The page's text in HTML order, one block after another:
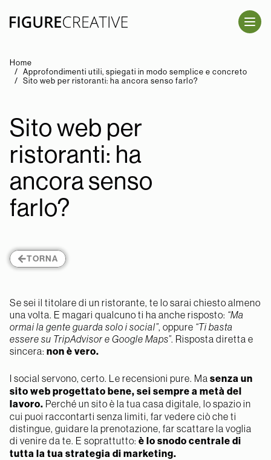
SALTA AL CONTENUTO PRINCIPALE
Home
Approfondimenti utili, spiegati in modo semplice e concreto
Sito web per ristoranti: ha ancora senso farlo?
Sito web per
ristoranti: ha
ancora senso
farlo?
TORNA
Se sei il titolare di un ristorante, te lo sarai chiesto almeno
una volta. E magari qualcuno ti ha anche risposto: “Ma
ormai la gente guarda solo i social” , oppure “Ti basta
essere su TripAdvisor e Google Maps” . Risposta diretta e
sincera: non è vero.
I social servono, certo. Le recensioni pure. Ma senza un
sito web progettato bene, sei sempre a metà del
lavoro. Perché un sito è la tua casa digitale, lo spazio in
cui puoi raccontarti senza limiti, far vedere ciò che ti
distingue, guidare la prenotazione, far scattare la voglia
di venire da te. E soprattutto: è lo snodo centrale di
tutta la tua strategia di marketing.